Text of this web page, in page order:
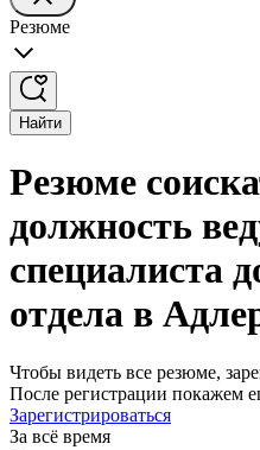
Резюме
Найти
Резюме
должность
специалиста
отдела в
Чтобы видеть все резюме,
После регистрации покажем
Зарегистрироваться
За всё время